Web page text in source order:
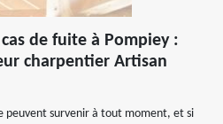
de fuite à Pompiey :
charpentier Artisan
peuvent survenir à tout moment, et si